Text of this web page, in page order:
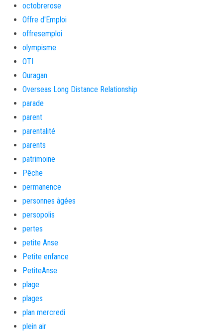
octobrerose
Offre d'Emploi
offresemploi
olympisme
OTI
Ouragan
Overseas Long Distance Relationship
parade
parent
parentalité
parents
patrimoine
Pêche
permanence
personnes âgées
persopolis
pertes
petite Anse
Petite enfance
PetiteAnse
plage
plages
plan mercredi
plein air